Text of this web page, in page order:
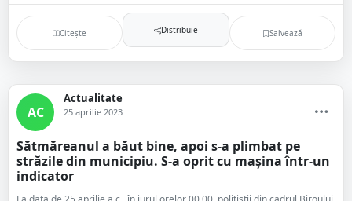
Citește Distribuie Salvează
AC
Actualitate
25 aprilie 2023
Sătmăreanul a băut bine, apoi s-a plimbat pe
străzile din municipiu. S-a oprit cu mașina într-un
indicator